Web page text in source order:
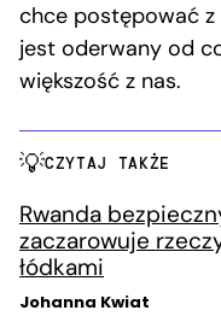
chce postępować z
jest oderwany od
większość z nas.
CZYTAJ TAKŻE
Rwanda
zaczarowuje
łódkami
Johanna Kwiat